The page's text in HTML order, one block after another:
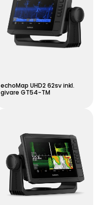
echoMap UHD2 62sv inkl.
givare GT54-TM